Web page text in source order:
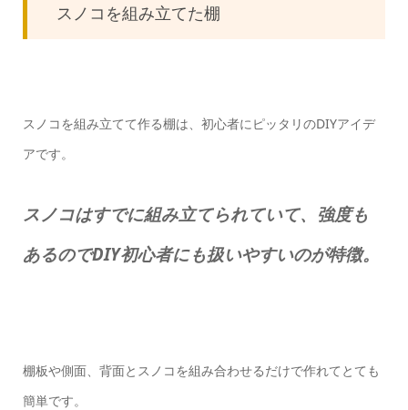
スノコを組み立てた棚
スノコを組み立てて作る棚は、初心者にピッタリのDIYアイデ
アです。
スノコはすでに組み立てられていて、強度も
あるのでDIY初心者にも扱いやすいのが特徴。
棚板や側面、背面とスノコを組み合わせるだけで作れてとても
簡単です。